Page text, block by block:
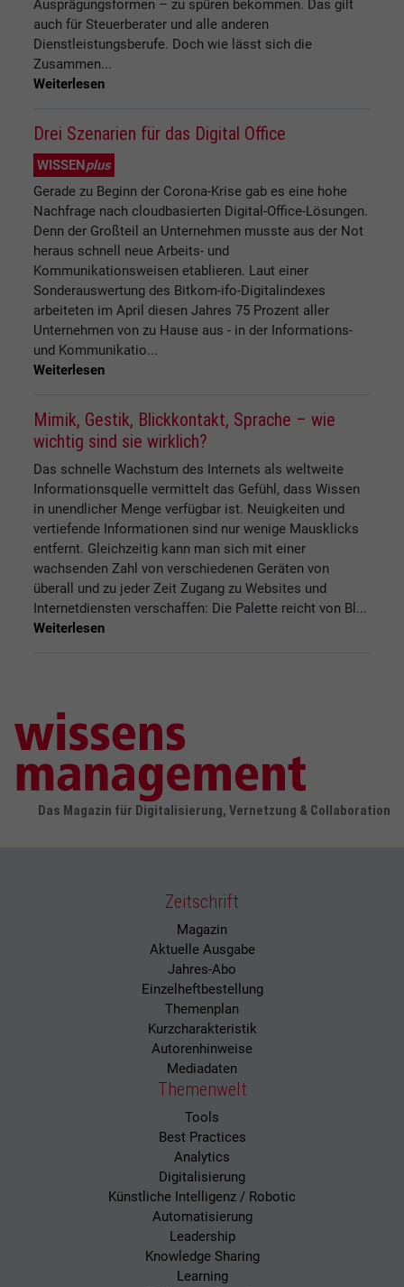
Ausprägungsformen – zu spüren bekommen. Das gilt
auch für Steuerberater und alle anderen
Dienstleistungsberufe. Doch wie lässt sich die
Zusammen...
Weiterlesen
Drei Szenarien für das Digital Office
WISSENplus
Gerade zu Beginn der Corona-Krise gab es eine hohe
Nachfrage nach cloudbasierten Digital-Office-Lösungen.
Denn der Großteil an Unternehmen musste aus der Not
heraus schnell neue Arbeits- und
Kommunikationsweisen etablieren. Laut einer
Sonderauswertung des Bitkom-ifo-Digitalindexes
arbeiteten im April diesen Jahres 75 Prozent aller
Unternehmen von zu Hause aus - in der Informations-
und Kommunikatio...
Weiterlesen
Mimik, Gestik, Blickkontakt, Sprache – wie
wichtig sind sie wirklich?
Das schnelle Wachstum des Internets als weltweite
Informationsquelle vermittelt das Gefühl, dass Wissen
in unendlicher Menge verfügbar ist. Neuigkeiten und
vertiefende Informationen sind nur wenige Mausklicks
entfernt. Gleichzeitig kann man sich mit einer
wachsenden Zahl von verschiedenen Geräten von
überall und zu jeder Zeit Zugang zu Websites und
Internetdiensten verschaffen: Die Palette reicht von Bl...
Weiterlesen
Das Magazin für Digitalisierung, Vernetzung & Collaboration
Zeitschrift
Magazin
Aktuelle Ausgabe
Jahres-Abo
Einzelheftbestellung
Themenplan
Kurzcharakteristik
Autorenhinweise
Mediadaten
Themenwelt
Tools
Best Practices
Analytics
Digitalisierung
Künstliche Intelligenz / Robotic
Automatisierung
Leadership
Knowledge Sharing
Learning